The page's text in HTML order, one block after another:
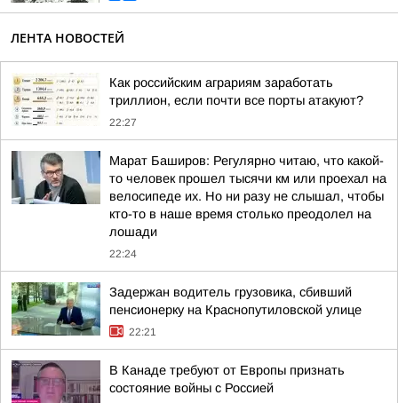
ЛЕНТА НОВОСТЕЙ
Как российским аграриям заработать
триллион, если почти все порты атакуют?
22:27
Марат Баширов: Регулярно читаю, что какой-
то человек прошел тысячи км или проехал на
велосипеде их. Но ни разу не слышал, чтобы
кто-то в наше время столько преодолел на
лошади
22:24
Задержан водитель грузовика, сбивший
пенсионерку на Краснопутиловской улице
22:21
В Канаде требуют от Европы признать
состояние войны с Россией